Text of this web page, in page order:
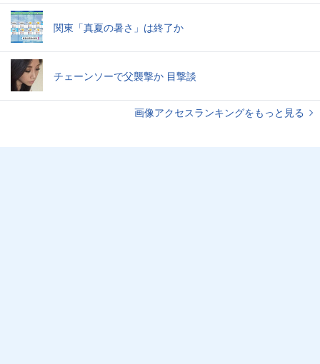
関東「真夏の暑さ」は終了か
チェーンソーで父襲撃か 目撃談
画像アクセスランキングをもっと見る